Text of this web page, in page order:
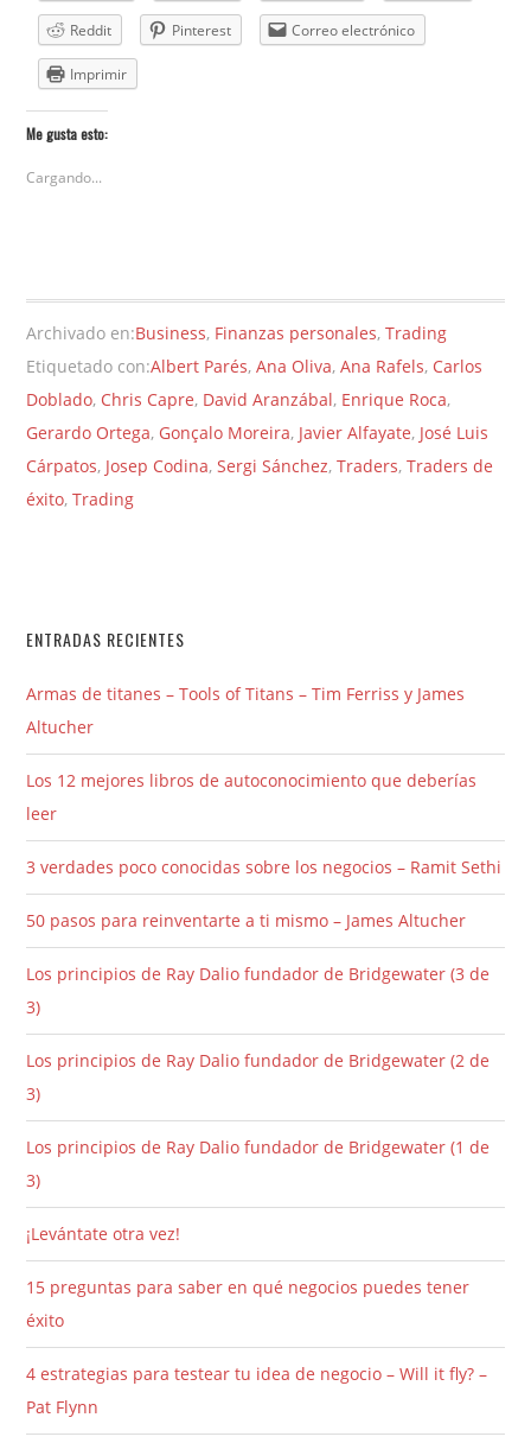
Reddit Pinterest Correo electrónico
Imprimir
Me gusta esto:
Cargando...
Archivado en:Business, Finanzas personales,Trading
Etiquetado con:Albert Parés,Ana Oliva,Ana Rafels, Carlos
Doblado, Chris Capre, David Aranzábal, Enrique Roca,
Gerardo Ortega, Gonçalo Moreira, Javier Alfayate, José Luis
Cárpatos, Josep Codina,Sergi Sánchez,Traders,Traders de
éxito,Trading
ENTRADAS RECIENTES
Armas de titanes – Tools of Titans – Tim Ferriss y James
Altucher
Los 12 mejores libros de autoconocimiento que deberías
leer
3 verdades poco conocidas sobre los negocios – Ramit Sethi
50 pasos para reinventarte a ti mismo – James Altucher
Los principios de Ray Dalio fundador de Bridgewater (3 de
3)
Los principios de Ray Dalio fundador de Bridgewater (2 de
3)
Los principios de Ray Dalio fundador de Bridgewater (1 de
3)
¡Levántate otra vez!
15 preguntas para saber en qué negocios puedes tener
éxito
4 estrategias para testear tu idea de negocio – Will it fly? –
Pat Flynn